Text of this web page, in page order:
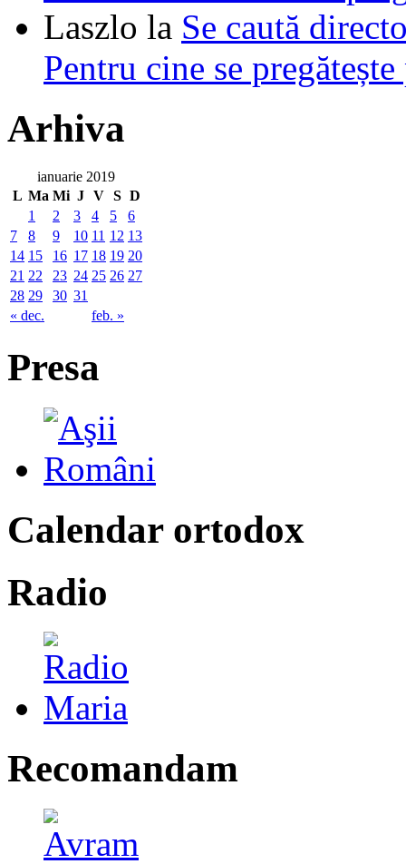
Laszlo la Se caută
Pentru cine se
Arhiva
ianuarie 2019
L Ma Mi J V S D
« dec. feb. »
1 2 3 4 5
6
7
8 9 10 11 12 13
14 15 16 17 18 19 20
21 22 23 24 25 26 27
28 29 30 31
Presa
Calendar ortodox
Radio
Recomandam